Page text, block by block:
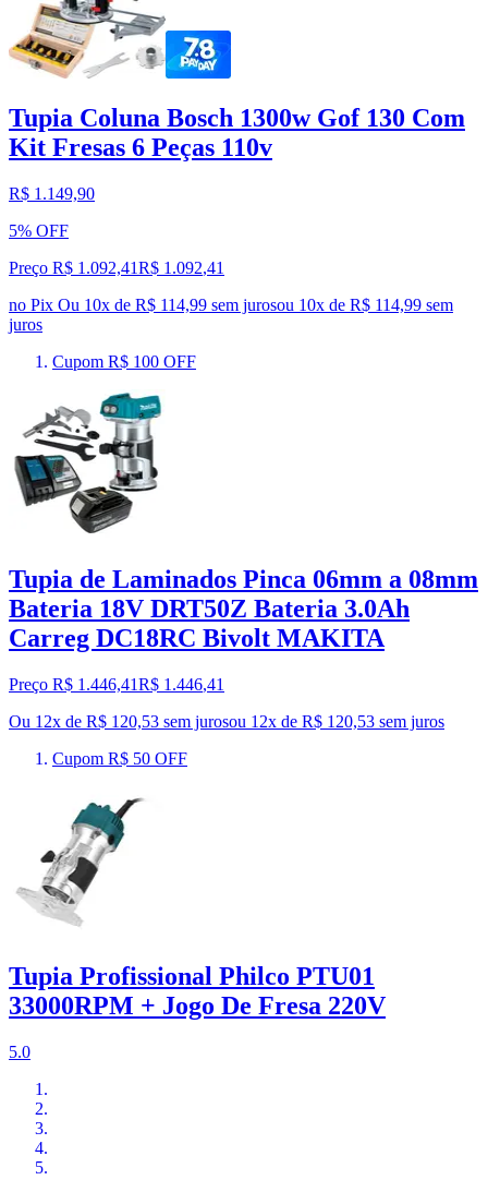
Tupia Coluna Bosch 1300w Gof 130 Com
Kit Fresas 6 Peças 110v
R$ 1.149,90
5% OFF
Preço R$ 1.092,41R$ 1.092,41
no Pix Ou 10x de R$ 114,99 sem jurosou 10x de R$ 114,99 sem
juros
Cupom R$ 100 OFF
Tupia de Laminados Pinca 06mm a 08mm
Bateria 18V DRT50Z Bateria 3.0Ah
Carreg DC18RC Bivolt MAKITA
Preço R$ 1.446,41R$ 1.446,41
Ou 12x de R$ 120,53 sem jurosou 12x de R$ 120,53 sem juros
Cupom R$ 50 OFF
Tupia Profissional Philco PTU01
33000RPM + Jogo De Fresa 220V
5.0